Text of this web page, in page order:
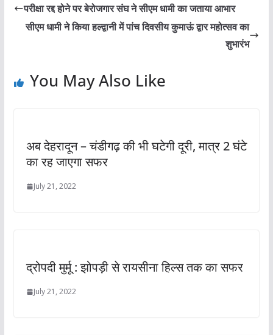
परीक्षा रद्द होने पर बेरोजगार संघ ने सीएम धामी का जताया आभार
सीएम धामी ने किया हल्द्वानी में पांच दिवसीय कुमाऊं द्वार महोत्सव का
शुभारंभ
You May Also Like
अब देहरादून – चंडीगढ़ की भी घटेगी दूरी, मात्र 2 घंटे
का रह जाएगा सफर
July 21, 2022
द्रोपदी मुर्मू : झोपड़ी से रायसीना हिल्स तक का सफर
July 21, 2022